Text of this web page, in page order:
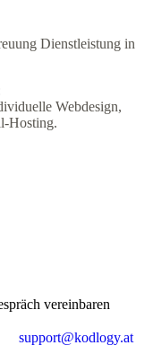
Dienstleistung in
Webdesign,
Hosting.
vereinbaren
support@kodlogy.at